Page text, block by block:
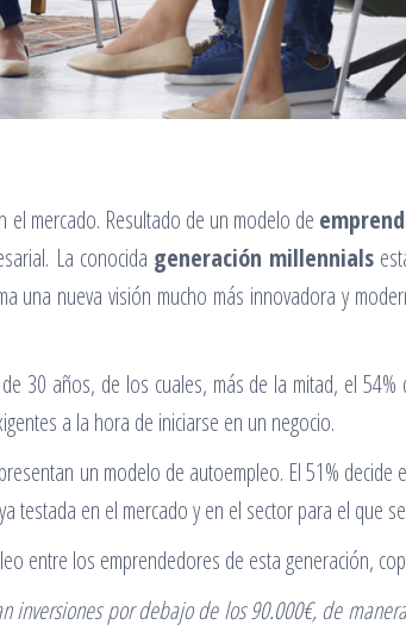
mercado. Resultado de un modelo de
La conocida generación millennials
una nueva visión mucho más innovadora y
30 años, de los cuales, más de la mitad, el
a la hora de iniciarse en un negocio.
un modelo de autoempleo. El 51%
en el mercado y en el sector para el que
entre los emprendedores de esta generación,
por debajo de los 90.000€, de